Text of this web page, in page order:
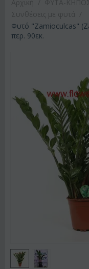
Φυτό "Zamioculcas"
περ. 90εκ.